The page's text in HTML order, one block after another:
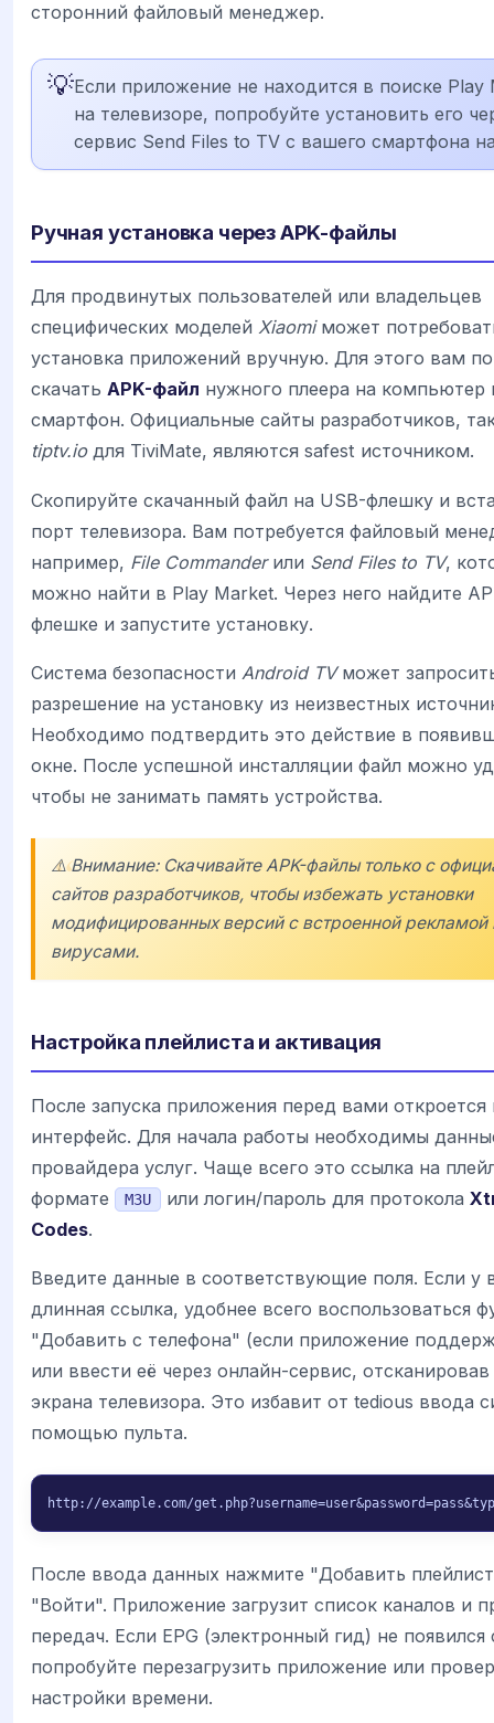
сторонний файловый менеджер.
💡Если приложение не находится в поиске Play
на телевизоре, попробуйте установить его
сервис Send Files to TV с вашего смартфона
Ручная установка через APK-файлы
Для продвинутых пользователей или владельцев
специфических моделей Xiaomiможет
установка приложений вручную. Для этого вам
скачать APK-файл нужного плеера на компьютер
смартфон. Официальные сайты разработчиков,
tiptv.ioдля TiviMate, являются safest источником.
Скопируйте скачанный файл на USB-флешку и
порт телевизора. Вам потребуется файловый
например, File Commanderили Send Files to TV,
можно найти в Play Market. Через него найдите
флешке и запустите установку.
Система безопасности Android TVможет
разрешение на установку из неизвестных
Необходимо подтвердить это действие в
окне. После успешной инсталляции файл можно
чтобы не занимать память устройства.
⚠️ Внимание: Скачивайте APK-файлы только с
сайтов разработчиков, чтобы избежать установки
модифицированных версий с встроенной рекламой
вирусами.
Настройка плейлиста и активация
После запуска приложения перед вами откроется
интерфейс. Для начала работы необходимы
провайдера услуг. Чаще всего это ссылка на
формате
M3U или логин/пароль для протокола
Codes.
Введите данные в соответствующие поля. Если у
длинная ссылка, удобнее всего воспользоваться
"Добавить с телефона" (если приложение
или ввести её через онлайн-сервис,
экрана телевизора. Это избавит от tedious ввода
помощью пульта.
http://example.com/
После ввода данных нажмите "Добавить
"Войти". Приложение загрузит список каналов и
передач. Если EPG (электронный гид) не появился
попробуйте перезагрузить приложение или
настройки времени.